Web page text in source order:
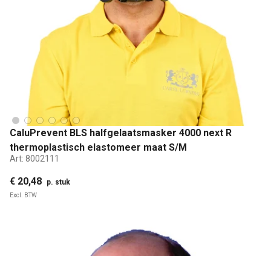
CaluPrevent BLS halfgelaatsmasker 4000 next R
thermoplastisch elastomeer maat S/M
Art: 8002111
€ 20,48 p. stuk
Excl. BTW